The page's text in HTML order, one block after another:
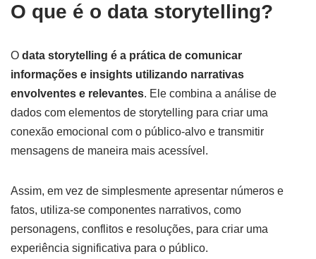
O que é o data storytelling?
O data storytelling é a prática de comunicar
informações e insights utilizando narrativas
envolventes e relevantes. Ele combina a análise de
dados com elementos de storytelling para criar uma
conexão emocional com o público-alvo e transmitir
mensagens de maneira mais acessível.
Assim, em vez de simplesmente apresentar números e
fatos, utiliza-se componentes narrativos, como
personagens, conflitos e resoluções, para criar uma
experiência significativa para o público.